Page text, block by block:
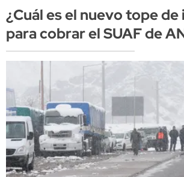
¿Cuál es el nuevo tope
para cobrar el SUAF de